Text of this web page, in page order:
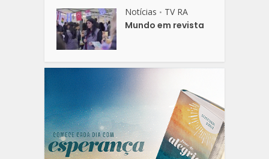
Notícias • TV RA
Mundo em revista